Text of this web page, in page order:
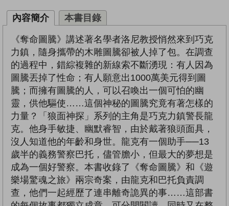
內容簡介 本書目錄
《奪命圖騰》講述著名學者洛尼教授悄然來到巧克
力鎮，隨身攜帶的木雕圖騰卻被人掉了包。在調查
的過程中，錯綜複雜的新線索不斷湧現：有人因為
圖騰丟掉了性命；有人願意出1000萬美元得到圖
騰；而擁有圖騰的人，可以召喚出一個可怕的幽
靈，供他驅使……這個神秘的圖騰究竟有著怎樣的
力量？「狼面神探」系列的主角是巧克力鎮警長龍
克。他身手敏捷、幽默睿智，由於戴著狼頭面具，
沒人知道他的年齡和身世。龍克有一個助手──13
歲半的義務警察巴托，儘管膽小，但最大的夢想是
成為一個好警察。本書收錄了《奪命圖騰》和《遊
樂場驚魂之旅》兩宗奇案，由龍克和巴托負責調
查，他們一起經歷了連串離奇詭異的事……這部書